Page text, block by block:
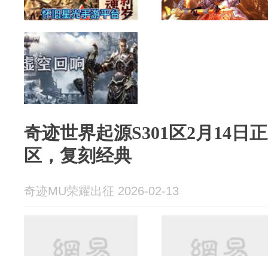
奇迹世界起源S301区2月14日
区，复刻经典
奇迹MU荣耀出征 2026-02-13